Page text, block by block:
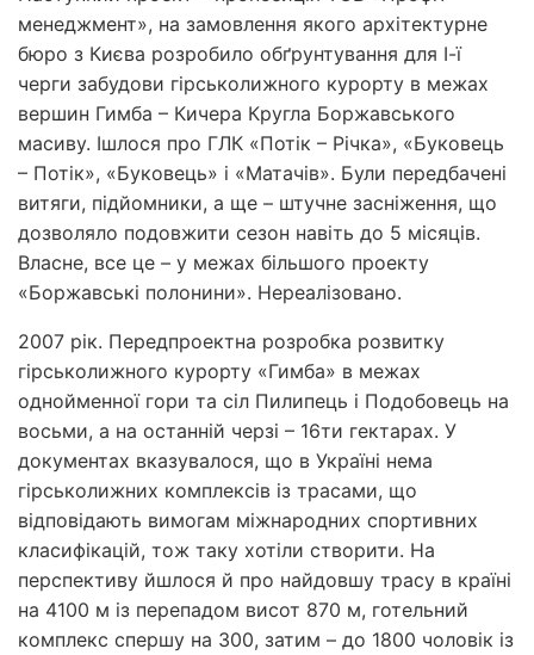
менеджмент», на замовлення якого архітектурне
бюро з Києва розробило обґрунтування для І-ї
черги забудови гірськолижного курорту в межах
вершин Гимба – Кичера Кругла Боржавського
масиву. Ішлося про ГЛК «Потік – Річка», «Буковець
– Потік», «Буковець» і «Матачів». Були передбачені
витяги, підйомники, а ще – штучне засніження, що
дозволяло подовжити сезон навіть до 5 місяців.
Власне, все це – у межах більшого проекту
«Боржавські полонини». Нереалізовано.
2007 рік. Передпроектна розробка розвитку
гірськолижного курорту «Гимба» в межах
однойменної гори та сіл Пилипець і Подобовець на
восьми, а на останній черзі – 16­ти гектарах. У
документах вказувалося, що в Україні нема
гірськолижних комплексів із трасами, що
відповідають вимогам міжнародних спортивних
класифікацій, тож таку хотіли створити. На
перспективу йшлося й про найдовшу трасу в країні
на 4100 м із перепадом висот 870 м, готельний
комплекс спершу на 300, затим – до 1800 чоловік із